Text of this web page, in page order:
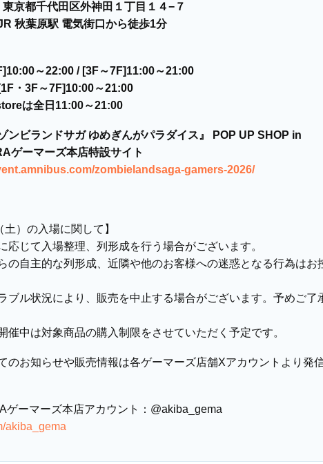
京都千代田区外神田１丁目１４−７
秋葉原駅 電気街口から徒歩1分
～22:00 / [3F～7F]11:00～21:00
・3F～7F]10:00～21:00
は全日11:00～21:00
ンビランドサガ ゆめぎんがパラダイス』 POP UP SHOP in
ゲーマーズ本店特設サイト
zombielandsaga-gamers-2026/
土）の入場に関して】
応じて入場整理、列形成を行う場合がございます。
の自主的な列形成、近隣や他のお客様への迷惑となる行為はお
ブル状況により、販売を中止する場合がございます。予めご了
催中は対象商品の購入制限をさせていただく予定です。
のお知らせや販売情報は各ゲーマーズ店舗Xアカウントより発
ゲーマーズ本店アカウント：@akiba_gema
akiba_gema